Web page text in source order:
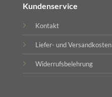
Kundenservice
Kontakt
Liefer- und Versandkosten
Widerrufsbelehrung